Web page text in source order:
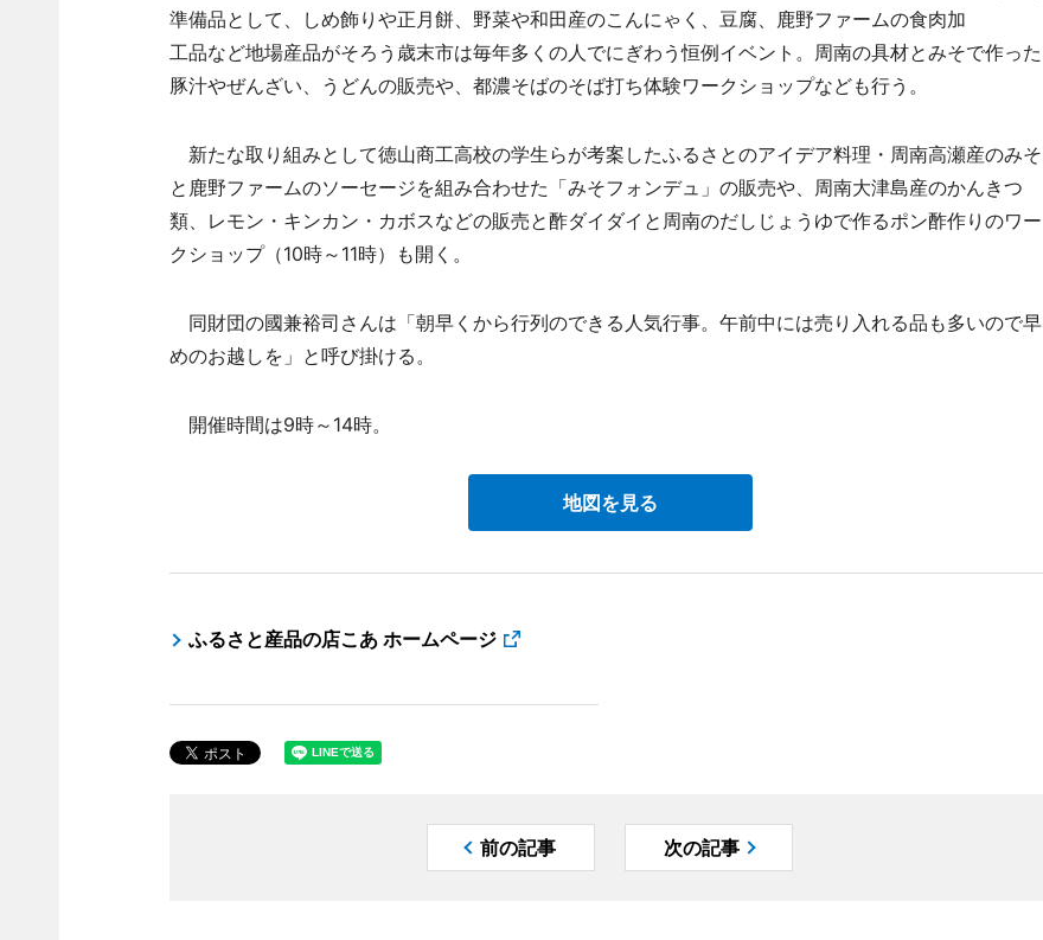
準備品として、しめ飾りや正月餅、野菜や和田産のこんにゃく、豆腐、鹿野ファームの食肉加
工品など地場産品がそろう歳末市は毎年多くの人でにぎわう恒例イベント。周南の具材とみそで作った
豚汁やぜんざい、うどんの販売や、都濃そばのそば打ち体験ワークショップなども行う。
新たな取り組みとして徳山商工高校の学生らが考案したふるさとのアイデア料理・周南高瀬産のみそ
と鹿野ファームのソーセージを組み合わせた「みそフォンデュ」の販売や、周南大津島産のかんきつ
類、レモン・キンカン・カボスなどの販売と酢ダイダイと周南のだしじょうゆで作るポン酢作りのワー
クショップ（10時～11時）も開く。
同財団の國兼裕司さんは「朝早くから行列のできる人気行事。午前中には売り入れる品も多いので早
めのお越しを」と呼び掛ける。
開催時間は9時～14時。
地図を見る
ふるさと産品の店こあ ホームページ
前の記事 次の記事